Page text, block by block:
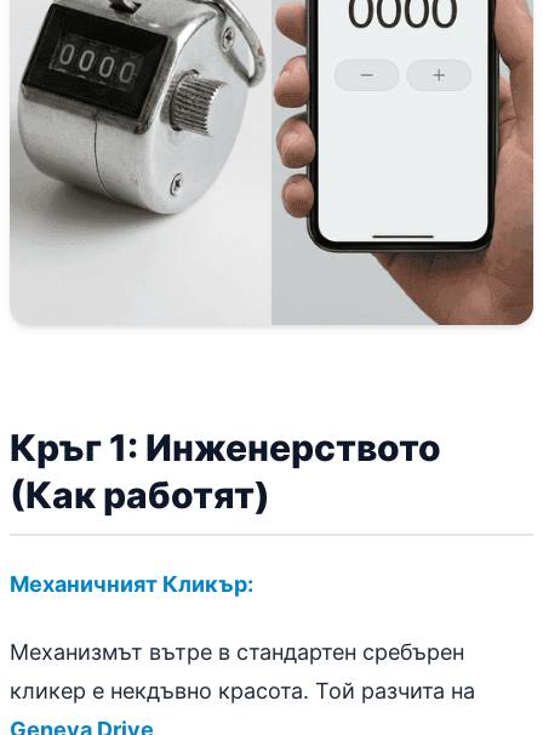
Кръг 1: Инженерството
(Как работят)
Механичният Кликър:
Механизмът вътре в стандартен сребърен
кликер е некдъвнo красота. Той разчита на
Geneva Drive